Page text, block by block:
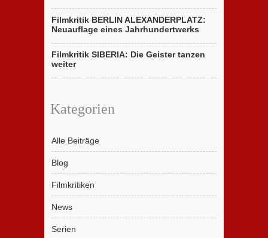
Filmkritik BERLIN ALEXANDERPLATZ:
Neuauflage eines Jahrhundertwerks
Filmkritik SIBERIA: Die Geister tanzen
weiter
Kategorien
Alle Beiträge
Blog
Filmkritiken
News
Serien